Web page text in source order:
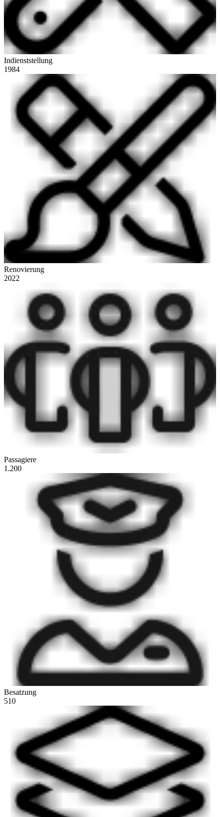
Indienststellung
1984
Renovierung
2022
Passagiere
1.200
Besatzung
510